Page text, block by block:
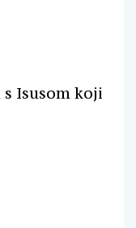
Isusom koji